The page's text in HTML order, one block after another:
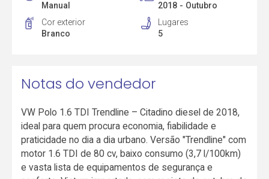
Manual
2018 - Outubro
Cor exterior
Branco
Lugares
5
Notas do vendedor
VW Polo 1.6 TDI Trendline – Citadino diesel de 2018,
ideal para quem procura economia, fiabilidade e
praticidade no dia a dia urbano. Versão "Trendline" com
motor 1.6 TDI de 80 cv, baixo consumo (3,7 l/100km)
e vasta lista de equipamentos de segurança e